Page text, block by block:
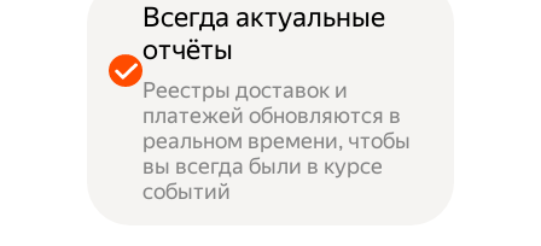
Всегда актуальные
отчёты
Реестры доставок и
платежей обновляются в
реальном времени, чтобы
вы всегда были в курсе
событий